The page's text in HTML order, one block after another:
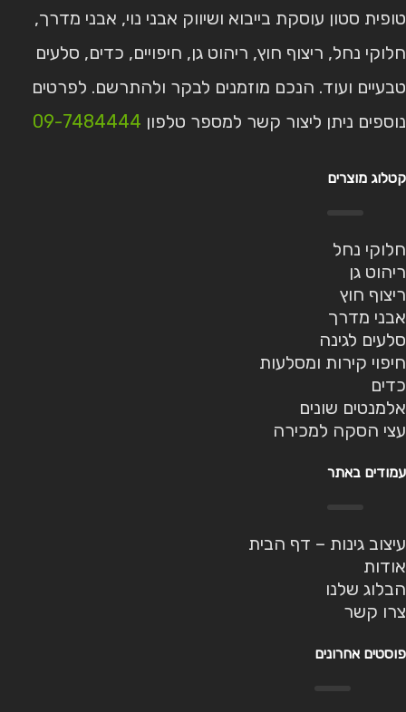
טופית סטון עוסקת בייבוא ושיווק אבני נוי, אבני מדרך,
חלוקי נחל, ריצוף חוץ, ריהוט גן, חיפויים, כדים, סלעים
טבעיים ועוד. הנכם מוזמנים לבקר ולהתרשם. לפרטים
נוספים ניתן ליצור קשר למספר טלפון 09-7484444
קטלוג מוצרים
חלוקי נחל
ריהוט גן
ריצוף חוץ
אבני מדרך
סלעים לגינה
חיפוי קירות ומסלעות
כדים
אלמנטים שונים
עצי הסקה למכירה
עמודים באתר
עיצוב גינות – דף הבית
אודות
הבלוג שלנו
צרו קשר
פוסטים אחרונים